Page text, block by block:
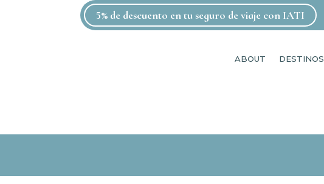
5% de descuento en tu seguro de viaje con IATI
ABOUT DESTINOS